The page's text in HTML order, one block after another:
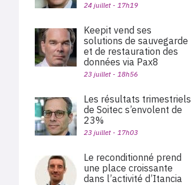
24 juillet - 17h19
Keepit vend ses
solutions de sauvegarde
et de restauration des
données via Pax8
23 juillet - 18h56
Les résultats trimestriels
de Soitec s’envolent de
23%
23 juillet - 17h03
Le reconditionné prend
une place croissante
dans l’activité d’Itancia